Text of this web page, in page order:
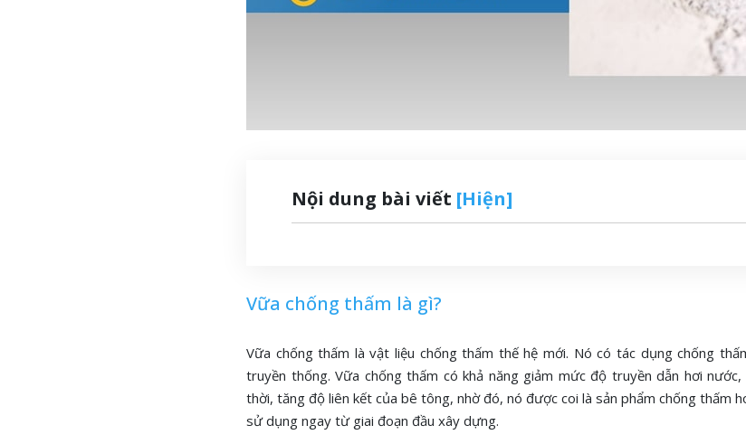
Nội dung bài viết [Hiện]
Vữa chống thấm là gì?
Vữa chống thấm là vật liệu chống thấm thế hệ mới. Nó có tác dụng chống
truyền thống. Vữa chống thấm có khả năng giảm mức độ truyền dẫn hơi
thời, tăng độ liên kết của bê tông, nhờ đó, nó được coi là sản phẩm chống thấm
sử dụng ngay từ giai đoạn đầu xây dựng.